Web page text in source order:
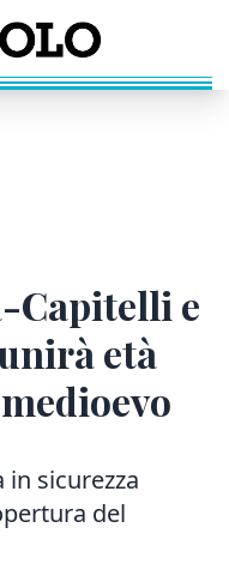
Capitelli e
età
in sicurezza
del